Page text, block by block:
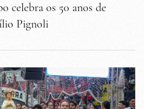
celebra os 50 anos de
Pignoli